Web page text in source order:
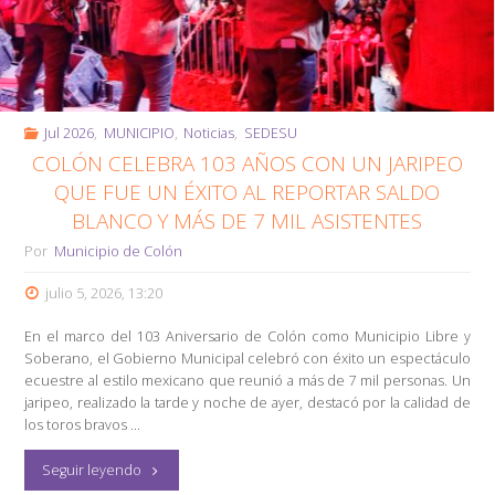
Jul 2026, MUNICIPIO, Noticias, SEDESU
COLÓN CELEBRA 103 AÑOS CON UN JARIPEO
QUE FUE UN ÉXITO AL REPORTAR SALDO
BLANCO Y MÁS DE 7 MIL ASISTENTES
Por Municipio de Colón
julio 5, 2026, 13:20
En el marco del 103 Aniversario de Colón como Municipio Libre y
Soberano, el Gobierno Municipal celebró con éxito un espectáculo
ecuestre al estilo mexicano que reunió a más de 7 mil personas. Un
jaripeo, realizado la tarde y noche de ayer, destacó por la calidad de
los toros bravos …
Seguir leyendo"Colón